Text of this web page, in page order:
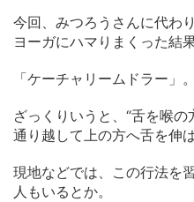
今回、みつろうさんに代わ
ヨーガにハマりまくった結
「ケーチャリームドラー」。
ざっくりいうと、“舌を喉
通り越して上の方へ舌を伸
現地などでは、この行法を
人もいるとか。